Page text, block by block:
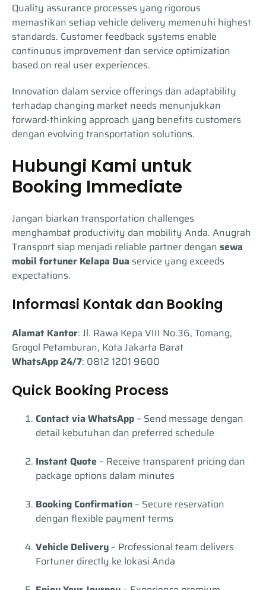
Quality assurance processes yang rigorous
memastikan setiap vehicle delivery memenuhi highest
standards. Customer feedback systems enable
continuous improvement dan service optimization
based on real user experiences.
Innovation dalam service offerings dan adaptability
terhadap changing market needs menunjukkan
forward-thinking approach yang benefits customers
dengan evolving transportation solutions.
Hubungi Kami untuk
Booking Immediate
Jangan biarkan transportation challenges
menghambat productivity dan mobility Anda. Anugrah
Transport siap menjadi reliable partner dengan sewa
mobil fortuner Kelapa Dua service yang exceeds
expectations.
Informasi Kontak dan Booking
Alamat Kantor: Jl. Rawa Kepa VIII No.36, Tomang,
Grogol Petamburan, Kota Jakarta Barat
WhatsApp 24/7: 0812 1201 9600
Quick Booking Process
Contact via WhatsApp – Send message dengan
detail kebutuhan dan preferred schedule
Instant Quote – Receive transparent pricing dan
package options dalam minutes
Booking Confirmation – Secure reservation
dengan flexible payment terms
Vehicle Delivery – Professional team delivers
Fortuner directly ke lokasi Anda